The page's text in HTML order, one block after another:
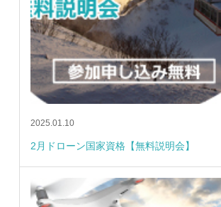
2025.01.10
2月ドローン国家資格【無料説明会】